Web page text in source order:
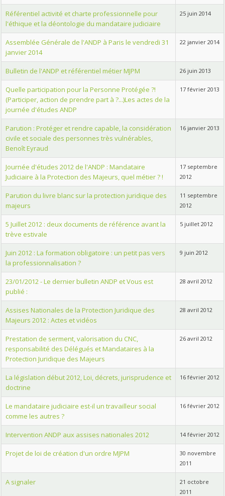
Référentiel activité et charte professionnelle pour
l'éthique et la déontologie du mandataire judiciaire
25 juin 2014
Assemblée Générale de l'ANDP à Paris le vendredi 31
janvier 2014
22 janvier 2014
Bulletin de l'ANDP et référentiel métier MJPM 26 juin 2013
Quelle participation pour la Personne Protégée ?!
(Participer, action de prendre part à ?...)Les actes de la
journée d'études ANDP
17 février 2013
Parution : Protéger et rendre capable, la considération
civile et sociale des personnes très vulnérables,
Benoît Eyraud
16 janvier 2013
Journée d'études 2012 de l'ANDP : Mandataire
Judiciaire à la Protection des Majeurs, quel métier ? !
17 septembre
2012
Parution du livre blanc sur la protection juridique des
majeurs
11 septembre
2012
5 Juillet 2012 : deux documents de référence avant la
trève estivale
5 juillet 2012
Juin 2012 : La formation obligatoire : un petit pas vers
la professionnalisation ?
9 juin 2012
23/01/2012 - Le dernier bulletin ANDP et Vous est
publié :
28 avril 2012
Assises Nationales de la Protection Juridique des
Majeurs 2012 : Actes et vidéos
28 avril 2012
Prestation de serment, valorisation du CNC,
responsabilité des Délégués et Mandataires à la
Protection Juridique des Majeurs
26 avril 2012
La législation début 2012, Loi, décrets, jurisprudence et
doctrine
16 février 2012
Le mandataire judiciaire est-il un travailleur social
comme les autres ?
16 février 2012
Intervention ANDP aux assises nationales 2012 14 février 2012
Projet de loi de création d'un ordre MJPM
30 novembre
2011
A signaler
21 octobre
2011